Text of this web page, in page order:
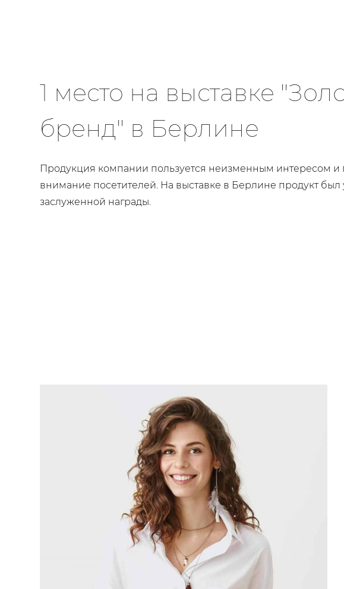
1 место на выставке
бренд" в Берлине
Продукция компании пользуется неизменным интересом и
внимание посетителей. На выставке в Берлине продукт был
заслуженной награды.